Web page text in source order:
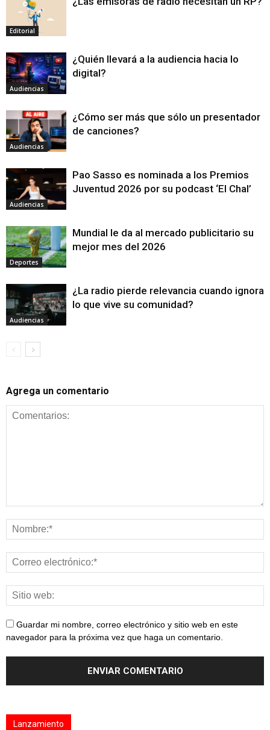
Editorial
Audiencias
¿Quién llevará a la audiencia hacia lo
digital?
Audiencias
¿Cómo ser más que sólo un presentador
de canciones?
Audiencias
Pao Sasso es nominada a los Premios
Juventud 2026 por su podcast ‘El Chal’
Deportes
Mundial le da al mercado publicitario su
mejor mes del 2026
Audiencias
¿La radio pierde relevancia cuando ignora
lo que vive su comunidad?
Agrega un comentario
Guardar mi nombre, correo electrónico y sitio web en este
navegador para la próxima vez que haga un comentario.
Lanzamiento